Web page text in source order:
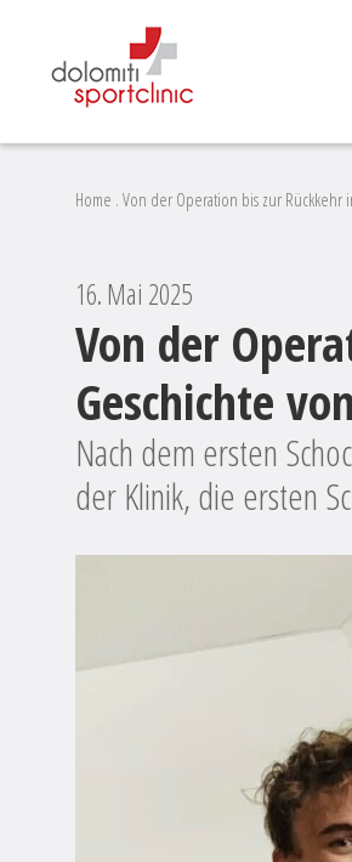
Home . Von der Operation bis zur
16. Mai 2025
Von der
Geschichte
Nach dem ersten
der Klinik, die ersten